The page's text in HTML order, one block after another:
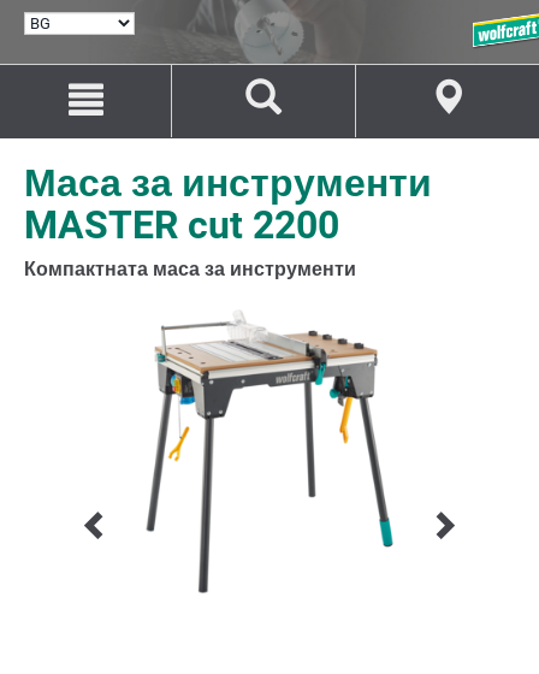
ИЗБИРАНЕ
ЕЗИК
Преминаване
съдържанието
Преминаване
навигацията
Маса за инструменти
MASTER cut 2200
Компактната маса за инструменти